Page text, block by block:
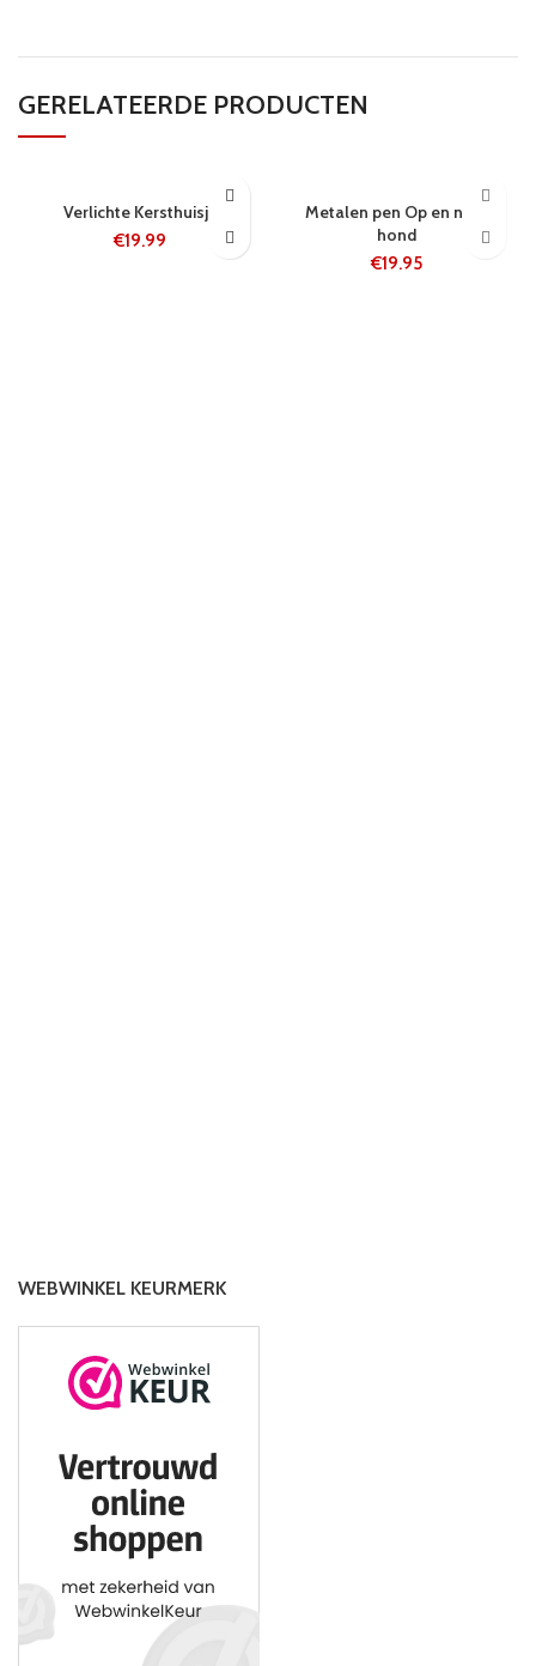
GERELATEERDE PRODUCTEN
Verlichte Kersthuisje
€19.99
Metalen pen Op en neer
hond
€19.95
WEBWINKEL KEURMERK